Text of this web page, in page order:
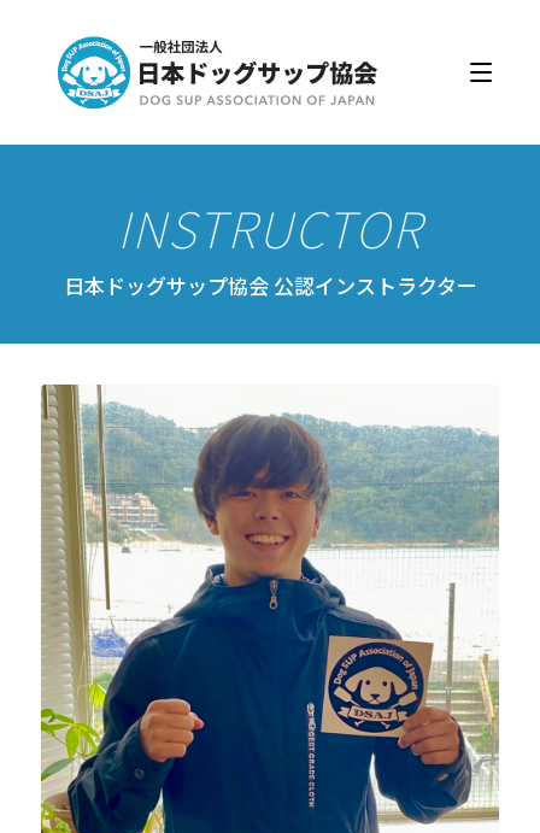
入会・更新
公認スクール・インストラクター
公認スクール案内
資格取得・協会規約
会員ページ
ドッグサップをはじめよう
ニュース
フォト＆ムービー
お問い合わせ
日本ドッグサップ協会 公認インストラクター